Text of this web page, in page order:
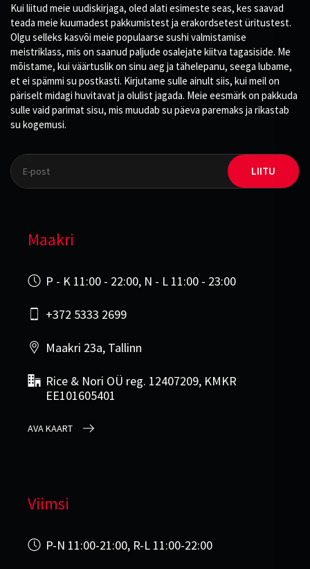
Kui liitud meie uudiskirjaga, oled alati esimeste seas, kes saavad
teada meie kuumadest pakkumistest ja erakordsetest üritustest.
Olgu selleks kasvõi meie populaarse sushi valmistamise
meistriklass, mis on saanud paljude osalejate kiitva tagasiside. Me
mõistame, kui väärtuslik on sinu aeg ja tähelepanu, seega lubame,
et ei spämmi su postkasti. Kirjutame sulle ainult siis, kui meil on
päriselt midagi huvitavat ja olulist jagada. Meie eesmärk on pakkuda
sulle vaid parimat sisu, mis muudab su päeva paremaks ja rikastab
su kogemusi.
LIITU
Maakri
P - K 11:00 - 22:00, N - L 11:00 - 23:00
+372 5333 2699
Maakri 23a, Tallinn
Rice & Nori OÜ reg. 12407209, KMKR
EE101605401
AVA KAART
Viimsi
P-N 11:00-21:00, R-L 11:00-22:00